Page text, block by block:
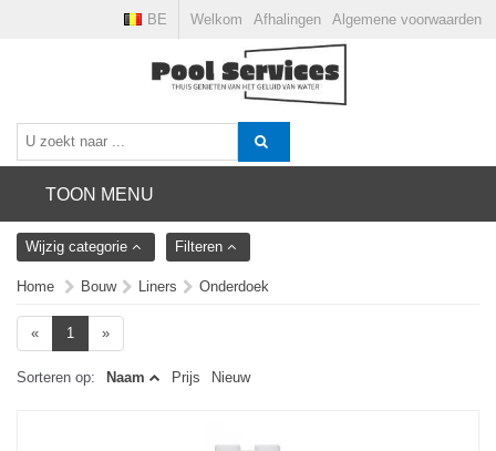
Welkom Afhalingen Algemene voorwaarden
BE
TOON MENU
Wijzig categorie Filteren
Home Bouw Liners Onderdoek
« 1 »
Sorteren op: Naam Prijs Nieuw